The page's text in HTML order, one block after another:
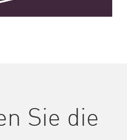
Sie die